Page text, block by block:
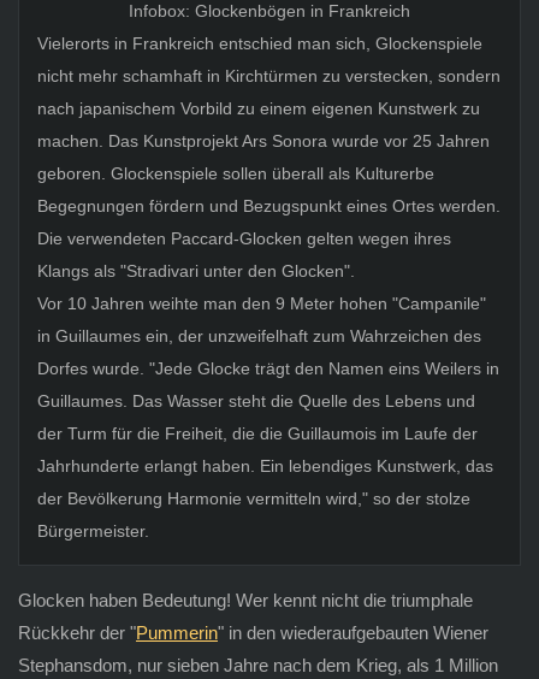
Infobox: Glockenbögen in Frankreich
Vielerorts in Frankreich entschied man sich, Glockenspiele
nicht mehr schamhaft in Kirchtürmen zu verstecken, sondern
nach japanischem Vorbild zu einem eigenen Kunstwerk zu
machen. Das Kunstprojekt Ars Sonora wurde vor 25 Jahren
geboren. Glockenspiele sollen überall als Kulturerbe
Begegnungen fördern und Bezugspunkt eines Ortes werden.
Die verwendeten Paccard-Glocken gelten wegen ihres
Klangs als "Stradivari unter den Glocken".
Vor 10 Jahren weihte man den 9 Meter hohen "Campanile"
in Guillaumes ein, der unzweifelhaft zum Wahrzeichen des
Dorfes wurde. "Jede Glocke trägt den Namen eins Weilers in
Guillaumes. Das Wasser steht die Quelle des Lebens und
der Turm für die Freiheit, die die Guillaumois im Laufe der
Jahrhunderte erlangt haben. Ein lebendiges Kunstwerk, das
der Bevölkerung Harmonie vermitteln wird," so der stolze
Bürgermeister.
Glocken haben Bedeutung! Wer kennt nicht die triumphale
Rückkehr der "Pummerin" in den wiederaufgebauten Wiener
Stephansdom, nur sieben Jahre nach dem Krieg, als 1 Million